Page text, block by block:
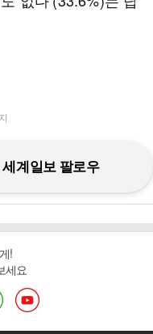
세계일보 팔로우
!
세요